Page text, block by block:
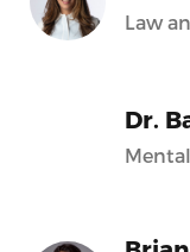
Law
Dr.